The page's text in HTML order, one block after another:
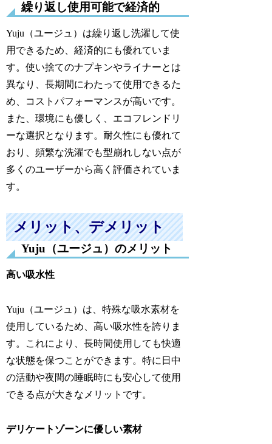
繰り返し使用可能で経済的
Yuju（ユージュ）は繰り返し洗濯して使
用できるため、経済的にも優れていま
す。使い捨てのナプキンやライナーとは
異なり、長期間にわたって使用できるた
め、コストパフォーマンスが高いです。
また、環境にも優しく、エコフレンドリ
ーな選択となります。耐久性にも優れて
おり、頻繁な洗濯でも型崩れしない点が
多くのユーザーから高く評価されていま
す。
メリット、デメリット
Yuju（ユージュ）のメリット
高い吸水性
Yuju（ユージュ）は、特殊な吸水素材を
使用しているため、高い吸水性を誇りま
す。これにより、長時間使用しても快適
な状態を保つことができます。特に日中
の活動や夜間の睡眠時にも安心して使用
できる点が大きなメリットです。
デリケートゾーンに優しい素材